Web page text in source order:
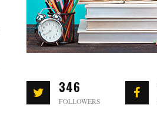
346
FOLLOWERS